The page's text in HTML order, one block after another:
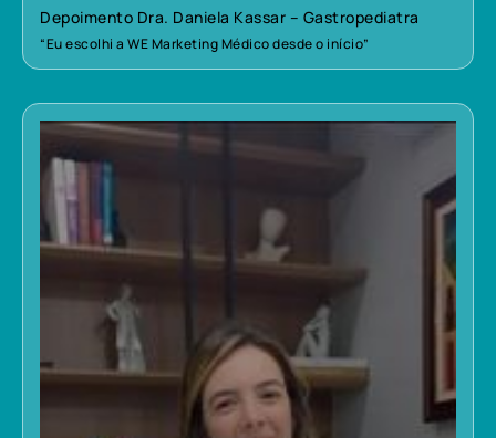
Depoimento Dra. Daniela Kassar – Gastropediatra
“Eu escolhi a WE Marketing Médico desde o início”